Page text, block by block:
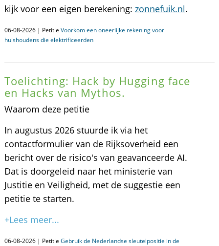
kijk voor een eigen berekening: zonnefuik.nl.
06-08-2026 | Petitie Voorkom een oneerlijke rekening voor
huishoudens die elektrificeerden
Toelichting: Hack by Hugging face
en Hacks van Mythos.
Waarom deze petitie
In augustus 2026 stuurde ik via het
contactformulier van de Rijksoverheid een
bericht over de risico's van geavanceerde AI.
Dat is doorgeleid naar het ministerie van
Justitie en Veiligheid, met de suggestie een
petitie te starten.
+Lees meer...
06-08-2026 | Petitie Gebruik de Nederlandse sleutelpositie in de